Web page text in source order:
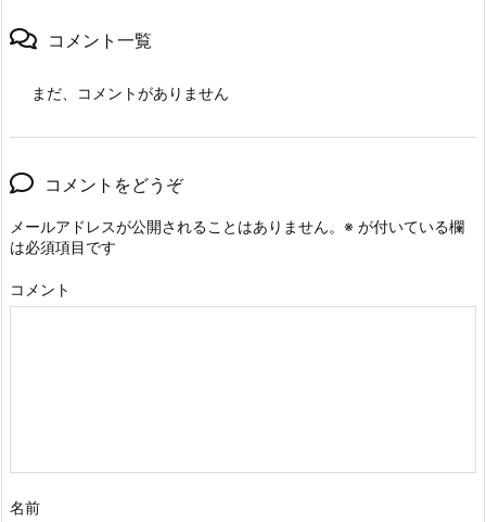
コメント一覧
まだ、コメントがありません
コメントをどうぞ
メールアドレスが公開されることはありません。 ※ が付いている欄
は必須項目です
コメント
名前